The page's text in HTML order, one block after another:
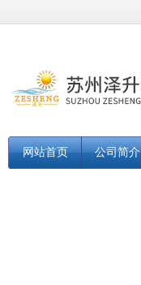
网站首页 公司简介